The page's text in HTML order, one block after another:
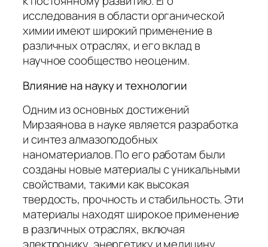
исследования в области органической
химии имеют широкий применение в
различных отраслях, и его вклад в
научное сообщество неоценим.
Влияние на науку и технологии
Одним из основных достижений
Мирзаянова в науке является разработка
и синтез алмазоподобных
наноматериалов. По его работам были
созданы новые материалы с уникальными
свойствами, такими как высокая
твердость, прочность и стабильность. Эти
материалы находят широкое применение
в различных отраслях, включая